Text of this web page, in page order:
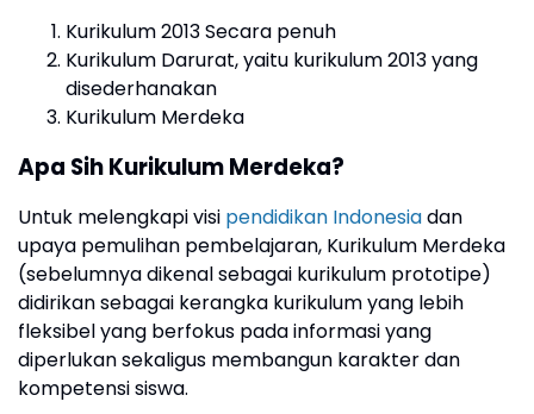
Kurikulum 2013 Secara penuh
Kurikulum Darurat, yaitu kurikulum 2013 yang
disederhanakan
Kurikulum Merdeka
Apa Sih Kurikulum Merdeka?
Untuk melengkapi visi pendidikan Indonesiadan
upaya pemulihan pembelajaran, Kurikulum Merdeka
(sebelumnya dikenal sebagai kurikulum prototipe)
didirikan sebagai kerangka kurikulum yang lebih
fleksibel yang berfokus pada informasi yang
diperlukan sekaligus membangun karakter dan
kompetensi siswa.